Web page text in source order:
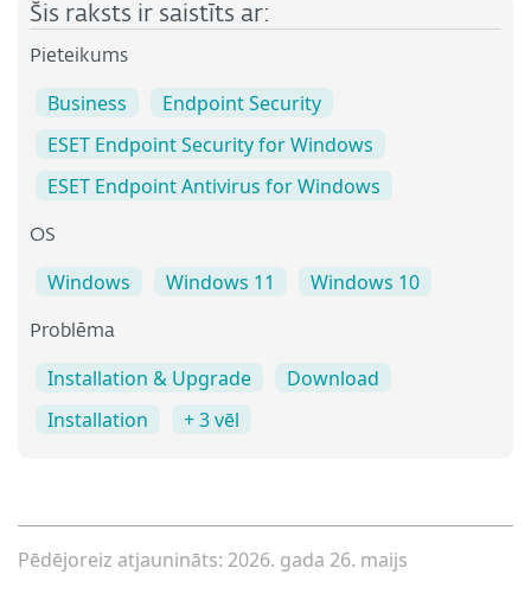
Šis raksts ir saistīts ar:
Pieteikums
Business
Endpoint Security
ESET Endpoint Security for Windows
ESET Endpoint Antivirus for Windows
OS
Windows Windows 11 Windows 10
Problēma
Installation & Upgrade
Download
Installation
+ 3 vēl
Pēdējoreiz atjaunināts: 2026. gada 26. maijs